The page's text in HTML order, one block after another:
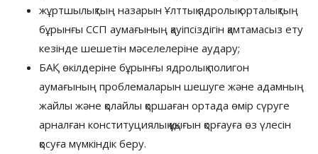
жұртшылықтың назарын Ұлттық ядролық орталықтың
бұрынғы ССП аумағының қауіпсіздігін қамтамасыз ету
кезінде шешетін мәселелеріне аудару;
БАҚ өкілдеріне бұрынғы ядролық полигон
аумағының проблемаларын шешуге және адамның
жайлы және қолайлы қоршаған ортада өмір сүруге
арналған конституциялық құқығын қорғауға өз үлесін
қосуға мүмкіндік беру.